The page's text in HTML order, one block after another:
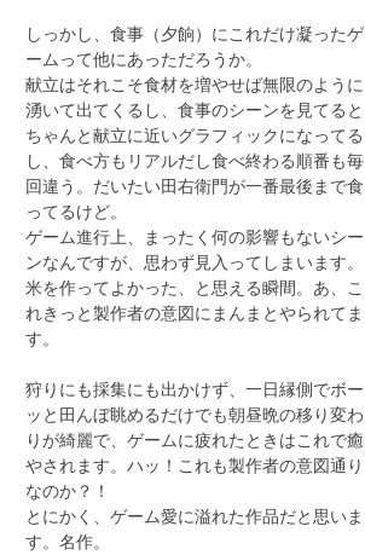
しっかし、食事（夕餉）にこれだけ凝ったゲ
ームって他にあっただろうか。
献立はそれこそ食材を増やせば無限のように
湧いて出てくるし、食事のシーンを見てると
ちゃんと献立に近いグラフィックになってる
し、食べ方もリアルだし食べ終わる順番も毎
回違う。だいたい田右衛門が一番最後まで食
ってるけど。
ゲーム進行上、まったく何の影響もないシー
ンなんですが、思わず見入ってしまいます。
米を作ってよかった、と思える瞬間。あ、こ
れきっと製作者の意図にまんまとやられてま
す。
狩りにも採集にも出かけず、一日縁側でボー
ッと田んぼ眺めるだけでも朝昼晩の移り変わ
りが綺麗で、ゲームに疲れたときはこれで癒
やされます。ハッ！これも製作者の意図通り
なのか？！
とにかく、ゲーム愛に溢れた作品だと思いま
す。名作。